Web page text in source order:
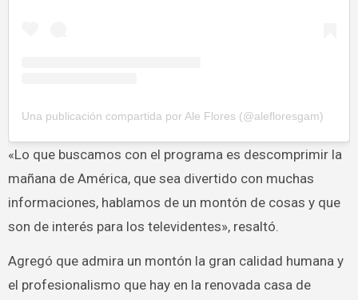
Una publicación compartida por Ale Flores (@alefloresgam)
«Lo que buscamos con el programa es descomprimir la
mañana de América, que sea divertido con muchas
informaciones, hablamos de un montón de cosas y que
son de interés para los televidentes», resaltó.
Agregó que admira un montón la gran calidad humana y
el profesionalismo que hay en la renovada casa de